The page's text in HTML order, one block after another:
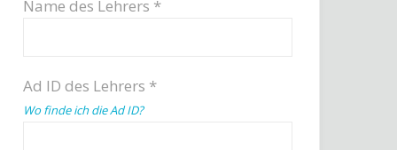
Name des Lehrers *
Ad ID des Lehrers *
Wo finde ich die Ad ID?